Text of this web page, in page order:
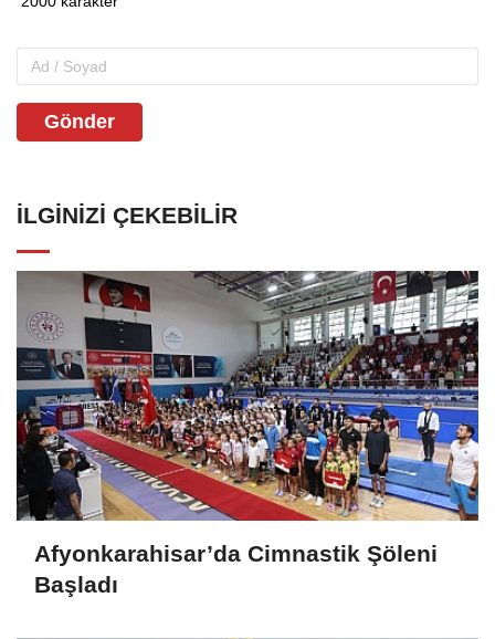
Gönder
İLGINIZI ÇEKEBILIR
Afyonkarahisar’da Cimnastik Şöleni
Başladı